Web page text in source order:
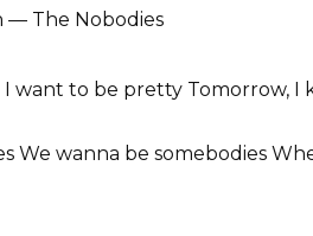
— The Nobodies
I want to be pretty Tomorrow, I
We wanna be somebodies